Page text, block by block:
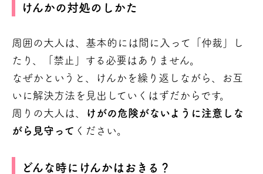
けんかの対処のしかた
周囲の大人は、基本的には間に入って「仲裁」し
たり、「禁止」する必要はありません。
なぜかというと、けんかを繰り返しながら、お互
いに解決方法を見出していくはずだからです。
周りの大人は、
けがの危険がないように注意しな
がら見守って ください。
どんな時にけんかはおきる？